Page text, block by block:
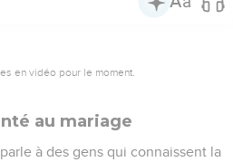
en vidéo pour le moment.
au mariage
à des gens qui connaissent la